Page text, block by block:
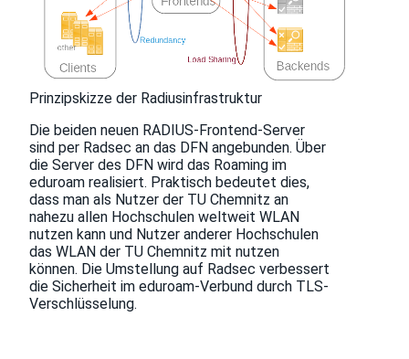
Prinzipskizze der Radiusinfrastruktur
Die beiden neuen RADIUS-Frontend-Server
sind per Radsec an das DFN angebunden. Über
die Server des DFN wird das Roaming im
eduroam realisiert. Praktisch bedeutet dies,
dass man als Nutzer der TU Chemnitz an
nahezu allen Hochschulen weltweit WLAN
nutzen kann und Nutzer anderer Hochschulen
das WLAN der TU Chemnitz mit nutzen
können. Die Umstellung auf Radsec verbessert
die Sicherheit im eduroam-Verbund durch TLS-
Verschlüsselung.